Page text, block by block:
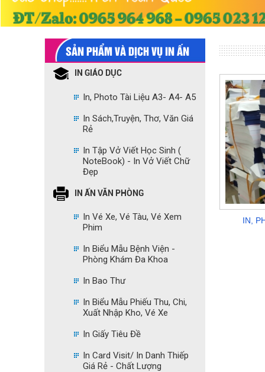
SẢN PHẨM VÀ DỊCH VỤ IN ẤN
IN GIÁO DỤC
In, Photo Tài Liệu A3- A4- A5
In Sách,Truyện, Thơ, Văn Giá
Rẻ
In Tập Vở Viết Học Sinh (
NoteBook) - In Vở Viết Chữ
Đẹp
IN ẤN VĂN PHÒNG
In Vé Xe, Vé Tàu, Vé Xem
Phim
In Biểu Mẫu Bệnh Viện -
Phòng Khám Đa Khoa
In Bao Thư
In Biểu Mẫu Phiếu Thu, Chi,
Xuất Nhập Kho, Vé Xe
In Giấy Tiêu Đề
In Card Visit/ In Danh Thiếp
Giá Rẻ - Chất Lượng
IN,